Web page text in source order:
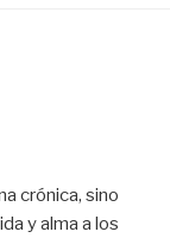
crónica, sino
y alma a los